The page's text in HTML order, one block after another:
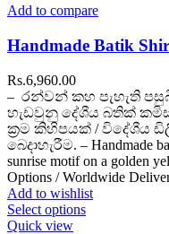
Add to compare
Handmade Batik
Rs.6,960.00
– රන්වන් කහ පැහැති
හැඩවුනු දේශීය බතික්
ක්‍රම කිහිපයක් / විදේශීය
බෙදාහැරීම. – Handmade
sunrise motif on a golden
Options / Worldwide
Add to wishlist
Select options
Quick view